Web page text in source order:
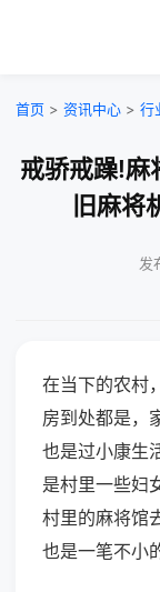
首页 > 资讯中心 > 行
戒骄戒躁!麻
旧麻
发
在当下的农村
房到处都是，
也是过小康生
是村里一些妇
村里的麻将馆
也是一笔不小